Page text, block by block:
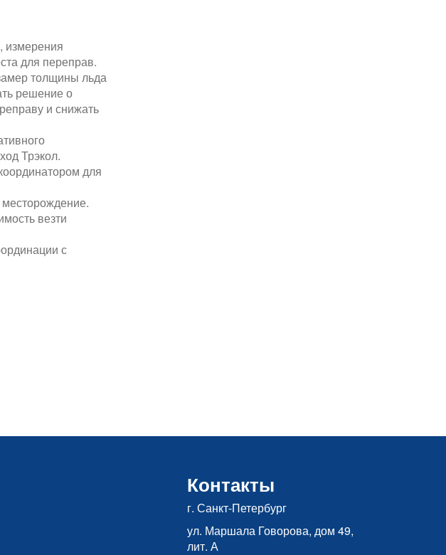
измерения
для переправ.
толщины льда
решение о
и снижать
Трэкол.
для
везти
с
Контакты
г. Санкт-Петербург
ул. Маршала Говорова, дом 49,
лит. А